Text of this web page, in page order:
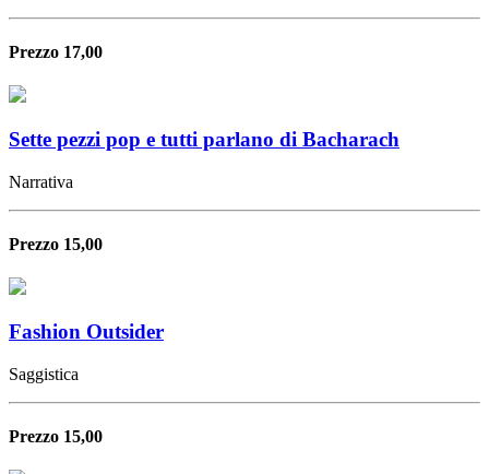
Prezzo 17,00
Sette pezzi pop e tutti parlano di Bacharach
Narrativa
Prezzo 15,00
Fashion Outsider
Saggistica
Prezzo 15,00